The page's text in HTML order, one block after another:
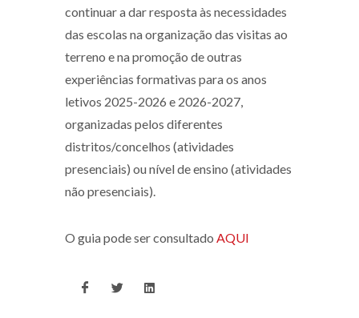
continuar a dar resposta às necessidades
das escolas na organização das visitas ao
terreno e na promoção de outras
experiências formativas para os anos
letivos 2025-2026 e 2026-2027,
organizadas pelos diferentes
distritos/concelhos (atividades
presenciais) ou nível de ensino (atividades
não presenciais).
O guia pode ser consultado AQUI